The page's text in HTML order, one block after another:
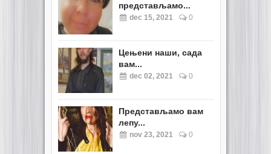
представљамо...
dec 15, 2021 0
Цењени наши, сада
вам...
dec 02, 2021 0
Представљамо вам
лепу...
nov 23, 2021 0